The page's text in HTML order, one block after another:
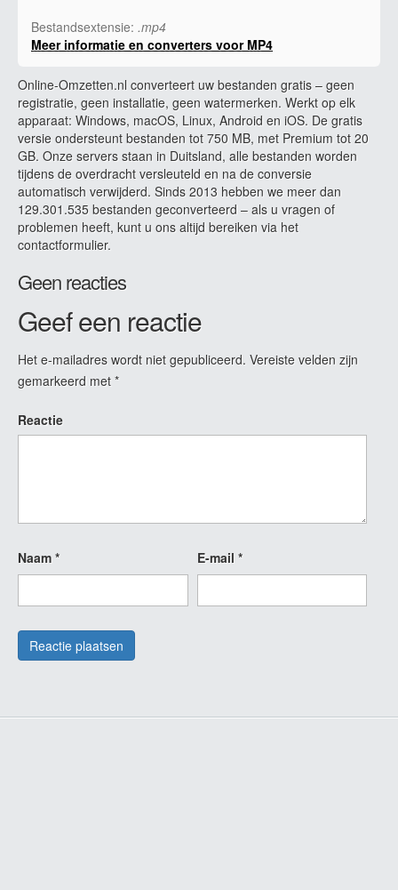
Bestandsextensie: .mp4
Meer informatie en converters voor MP4
Online-Omzetten.nl converteert uw bestanden gratis – geen
registratie, geen installatie, geen watermerken. Werkt op elk
apparaat: Windows, macOS, Linux, Android en iOS. De gratis
versie ondersteunt bestanden tot 750 MB, met Premium tot 20
GB. Onze servers staan in Duitsland, alle bestanden worden
tijdens de overdracht versleuteld en na de conversie
automatisch verwijderd. Sinds 2013 hebben we meer dan
129.301.535 bestanden geconverteerd – als u vragen of
problemen heeft, kunt u ons altijd bereiken via het
contactformulier.
Geen reacties
Geef een reactie
Het e-mailadres wordt niet gepubliceerd. Vereiste velden zijn
gemarkeerd met *
Reactie
Naam * E-mail *